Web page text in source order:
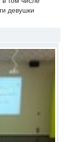
девушки